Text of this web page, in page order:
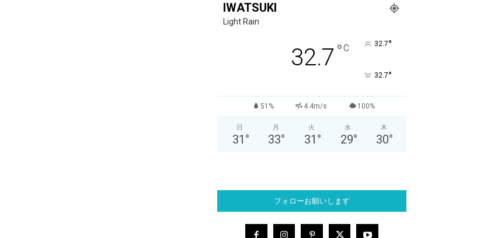
IWATSUKI
Light Rain
32.7 °C 32.7°
32.7°
51% 4.4m/s 100%
日
31 °
月
33°
火
31 °
水
29°
木
30°
フォローお願いします